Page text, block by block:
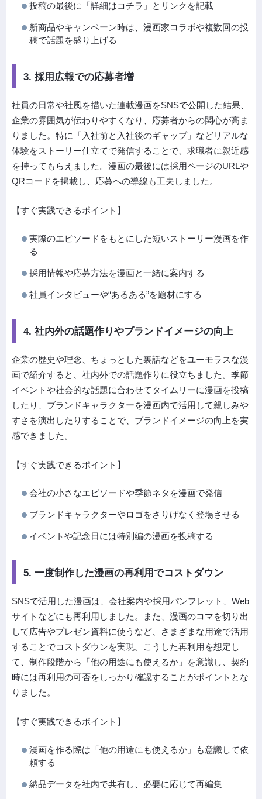
投稿の最後に「詳細はコチラ」とリンクを記載
新商品やキャンペーン時は、漫画家コラボや複数回の投
稿で話題を盛り上げる
3. 採用広報での応募者増
社員の日常や社風を描いた連載漫画をSNSで公開した結果、
企業の雰囲気が伝わりやすくなり、応募者からの関心が高ま
りました。特に「入社前と入社後のギャップ」などリアルな
体験をストーリー仕立てで発信することで、求職者に親近感
を持ってもらえました。漫画の最後には採用ページのURLや
QRコードを掲載し、応募への導線も工夫しました。
【すぐ実践できるポイント】
実際のエピソードをもとにした短いストーリー漫画を作
る
採用情報や応募方法を漫画と一緒に案内する
社員インタビューや“あるある”を題材にする
4. 社内外の話題作りやブランドイメージの向上
企業の歴史や理念、ちょっとした裏話などをユーモラスな漫
画で紹介すると、社内外での話題作りに役立ちました。季節
イベントや社会的な話題に合わせてタイムリーに漫画を投稿
したり、ブランドキャラクターを漫画内で活用して親しみや
すさを演出したりすることで、ブランドイメージの向上を実
感できました。
【すぐ実践できるポイント】
会社の小さなエピソードや季節ネタを漫画で発信
ブランドキャラクターやロゴをさりげなく登場させる
イベントや記念日には特別編の漫画を投稿する
5. 一度制作した漫画の再利用でコストダウン
SNSで活用した漫画は、会社案内や採用パンフレット、Web
サイトなどにも再利用しました。また、漫画のコマを切り出
して広告やプレゼン資料に使うなど、さまざまな用途で活用
することでコストダウンを実現。こうした再利用を想定し
て、制作段階から「他の用途にも使えるか」を意識し、契約
時には再利用の可否をしっかり確認することがポイントとな
りました。
【すぐ実践できるポイント】
漫画を作る際は「他の用途にも使えるか」も意識して依
頼する
納品データを社内で共有し、必要に応じて再編集